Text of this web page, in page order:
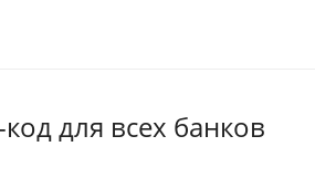
для всех банков